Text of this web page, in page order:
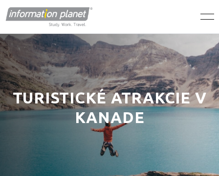
TURISTICKÉ ATRAKCIE V
KANADE